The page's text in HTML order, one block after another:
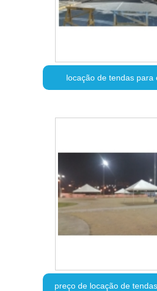
locação de tendas para
preço de locação de